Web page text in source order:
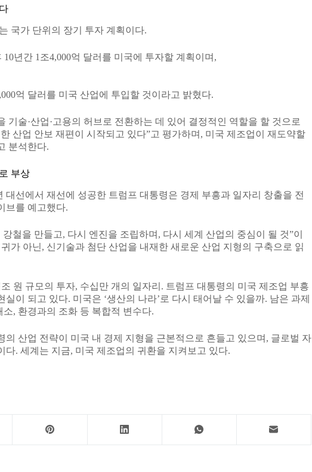
국가 단위의 장기 투자 계획이다.
10년간 1조4,000억 달러를 미국에 투자할 계획이며,
억 달러를 미국 산업에 투입할 것이라고 밝혔다.
기술·산업·고용의 허브로 전환하는 데 있어 결정적인 역할을 할 것으로
산업 안보 재편이 시작되고 있다”고 평가하며, 미국 제조업이 재도약할
분석한다.
부상
대선에서 재선에 성공한 트럼프 대통령은 경제 부흥과 일자리 창출을 전
브를 예고했다.
철을 만들고, 다시 엔진을 조립하며, 다시 세계 산업의 중심이 될 것”이
가 아닌, 신기술과 첨단 산업을 내재한 새로운 산업 지형의 구축으로 읽
원 규모의 투자, 수십만 개의 일자리. 트럼프 대통령의 미국 제조업 부흥
이 되고 있다. 미국은 ‘생산의 나라’로 다시 태어날 수 있을까. 남은 과제
, 환경과의 조화 등 복합적 변수다.
의 산업 전략이 미국 내 경제 지형을 근본적으로 흔들고 있으며, 글로벌 자
다. 세계는 지금, 미국 제조업의 귀환을 지켜보고 있다.